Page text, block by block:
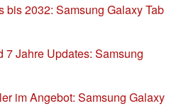
bis 2032: Samsung Galaxy Tab
7 Jahre Updates: Samsung
im Angebot: Samsung Galaxy